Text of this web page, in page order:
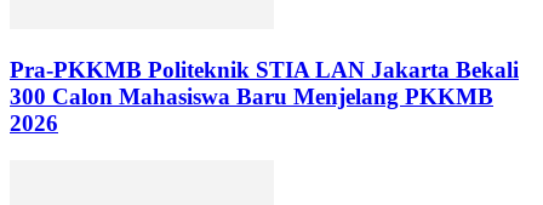
Pra-PKKMB Politeknik STIA LAN Jakarta Bekali
300 Calon Mahasiswa Baru Menjelang PKKMB
2026